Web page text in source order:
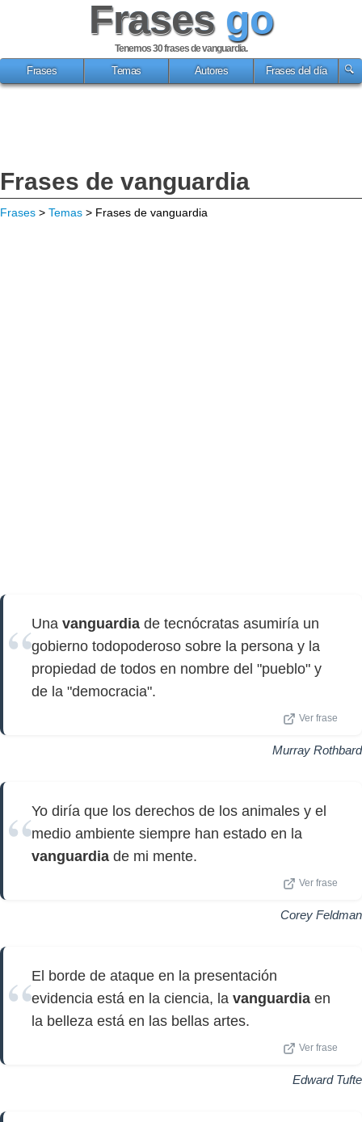
Frases go
Tenemos 30frases de vanguardia.
Frases
Temas Autores Frases del día
Frases de vanguardia
Frases > Temas > Frases de vanguardia
Una vanguardia de tecnócratas asumiría un
gobierno todopoderoso sobre la persona y la
propiedad de todos en nombre del "pueblo" y
de la "democracia".
Ver frase
Murray Rothbard
Yo diría que los derechos de los animales y el
medio ambiente siempre han estado en la
vanguardia de mi mente.
Ver frase
Corey Feldman
El borde de ataque en la presentación
evidencia está en la ciencia, la vanguardia en
la belleza está en las bellas artes.
Ver frase
Edward Tufte